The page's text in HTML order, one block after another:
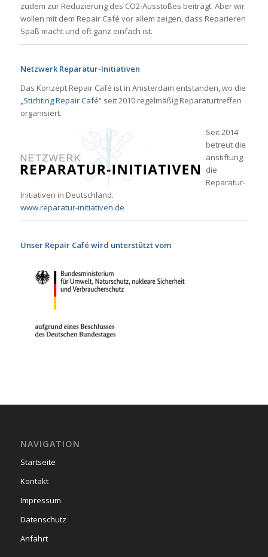
zudem zur Reduzierung des CO2-Ausstoßes beiträgt. Aber wir
wollen mit dem Repair Café vor allem zeigen, dass Reparieren
Spaß macht und oft ganz einfach ist.
Netzwerk Reparatur-Initiativen
Das Konzept Repair Café ist in Amsterdam entstanden, wo die
„Stichting Repair Café“seit 2010 regelmäßig Reparaturtreffen
organisiert.
Seit 2014
betreut die
anstiftung
die
Reparatur-
Initiativen in Deutschland.
www.reparatur-initiativen.de
Unser Repair Café wird unterstützt vom
NAVIGATION
Startseite
Kontakt
Impressum
Datenschutz
Anfahrt